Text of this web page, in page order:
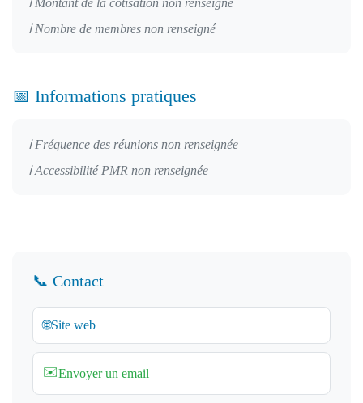
ℹ️ Montant de la cotisation non renseigné
ℹ️ Nombre de membres non renseigné
📅 Informations pratiques
ℹ️ Fréquence des réunions non renseignée
ℹ️ Accessibilité PMR non renseignée
📞 Contact
🌐Site web
✉️Envoyer un email